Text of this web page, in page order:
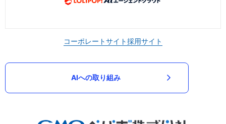
コーポレートサイト採用サイト
AIへの取り組み